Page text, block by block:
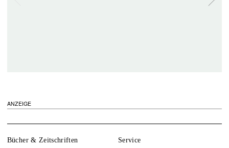
ANZEIGE
Bücher & Zeitschriften Service